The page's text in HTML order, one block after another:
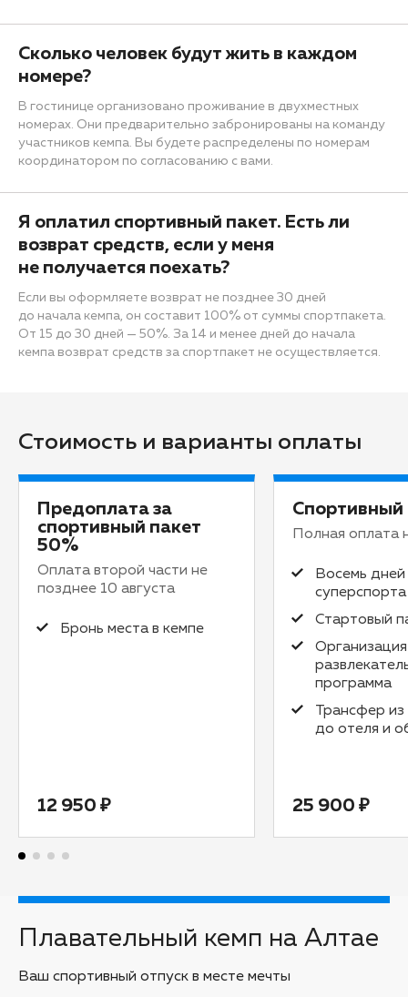
Сколько человек будут жить в каждом
номере?
В гостинице организовано проживание в двухместных
номерах. Они предварительно забронированы на команду
участников кемпа. Вы будете распределены по номерам
координатором по согласованию с вами.
Я оплатил спортивный пакет. Есть ли
возврат средств, если у меня
не получается поехать?
Если вы оформляете возврат не позднее 30 дней
до начала кемпа, он составит 100% от суммы спортпакета.
От 15 до 30 дней — 50%. За 14 и менее дней до начала
кемпа возврат средств за спортпакет не осуществляется.
Стоимость и варианты оплаты
Предоплата за
спортивный пакет
50%
Оплата второй части не
позднее 10 августа
Бронь места в кемпе
12 950 ₽
Спортивный
Полная оплата
Восемь дней
суперспорта
Стартовый
программа
Трансфер
до отеля и
25 900 ₽
Плавательный кемп на Алтае
Ваш спортивный отпуск в месте мечты